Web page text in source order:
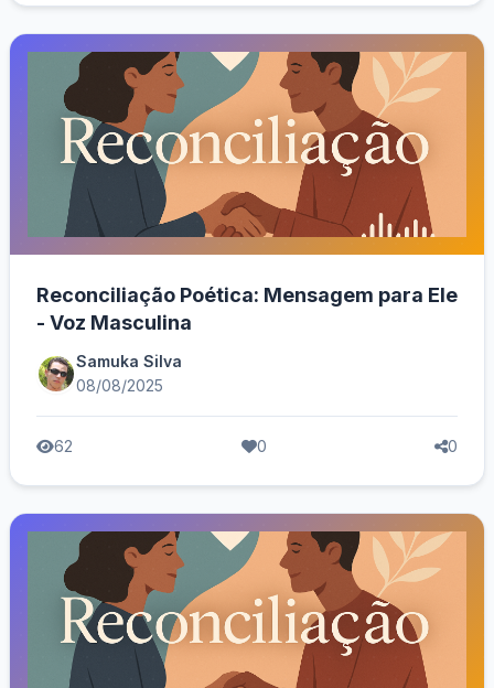
Reconciliação Poética: Mensagem para Ele
- Voz Masculina
Samuka Silva
08/08/2025
62 0 0